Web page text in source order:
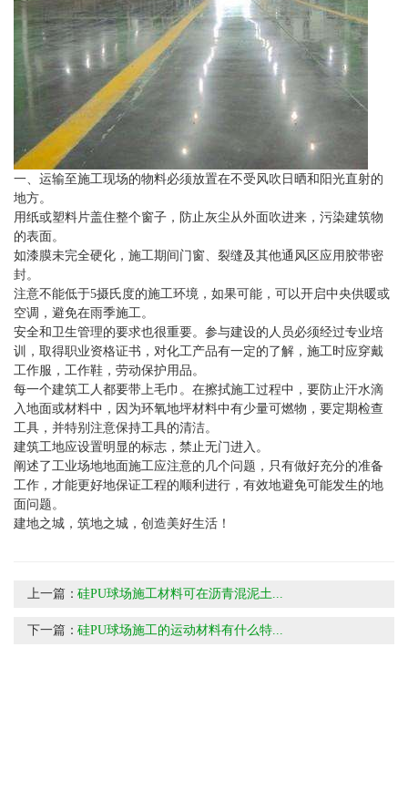
一、运输至施工现场的物料必须放置在不受风吹日晒和阳光直射的
地方。
用纸或塑料片盖住整个窗子，防止灰尘从外面吹进来，污染建筑物
的表面。
如漆膜未完全硬化，施工期间门窗、裂缝及其他通风区应用胶带密
封。
注意不能低于5摄氏度的施工环境，如果可能，可以开启中央供暖或
空调，避免在雨季施工。
安全和卫生管理的要求也很重要。参与建设的人员必须经过专业培
训，取得职业资格证书，对化工产品有一定的了解，施工时应穿戴
工作服，工作鞋，劳动保护用品。
每一个建筑工人都要带上毛巾。在擦拭施工过程中，要防止汗水滴
入地面或材料中，因为环氧地坪材料中有少量可燃物，要定期检查
工具，并特别注意保持工具的清洁。
建筑工地应设置明显的标志，禁止无门进入。
阐述了工业场地地面施工应注意的几个问题，只有做好充分的准备
工作，才能更好地保证工程的顺利进行，有效地避免可能发生的地
面问题。
建地之城，筑地之城，创造美好生活！
上一篇：硅PU球场施工材料可在沥青混泥土...
下一篇：硅PU球场施工的运动材料有什么特...